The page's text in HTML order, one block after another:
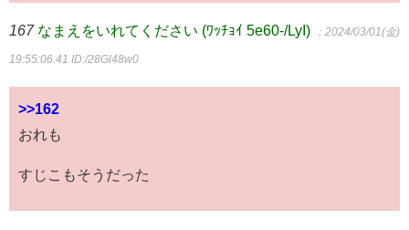
167 なまえをいれてください (ﾜｯﾁｮｲ 5e60-/LyI) ：2024/03/01(金)
19:55:06.41 ID:/28Gl48w0
>>162
おれも
すじこもそうだった